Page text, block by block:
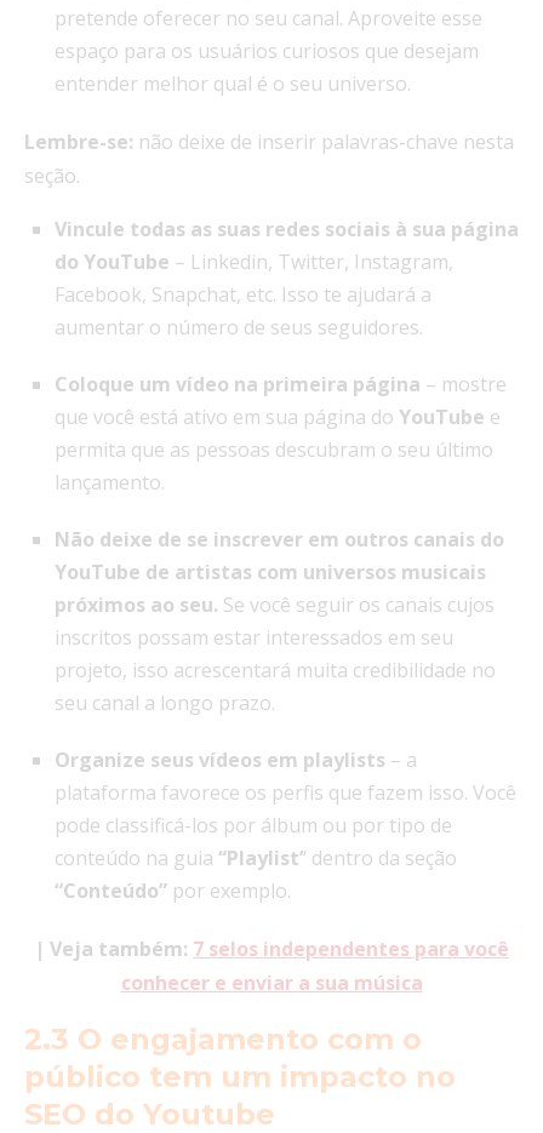
pretende oferecer no seu canal. Aproveite esse
espaço para os usuários curiosos que desejam
entender melhor qual é o seu universo.
Lembre-se: não deixe de inserir palavras-chave nesta
seção.
Vincule todas as suas redes sociais à sua página
do YouTube – Linkedin, Twitter, Instagram,
Facebook, Snapchat, etc. Isso te ajudará a
aumentar o número de seus seguidores.
Coloque um vídeo na primeira página – mostre
que você está ativo em sua página do YouTube e
permita que as pessoas descubram o seu último
lançamento.
Não deixe de se inscrever em outros canais do
YouTube de artistas com universos musicais
próximos ao seu. Se você seguir os canais cujos
inscritos possam estar interessados em seu
projeto, isso acrescentará muita credibilidade no
seu canal a longo prazo.
Organize seus vídeos em playlists – a
plataforma favorece os perfis que fazem isso. Você
pode classificá-los por álbum ou por tipo de
conteúdo na guia “Playlist’‘ dentro da seção
“Conteúdo” por exemplo.
| Veja também: 7 selos independentes para você
conhecer e enviar a sua música
2.3 O engajamento com o
público tem um impacto no
SEO do Youtube